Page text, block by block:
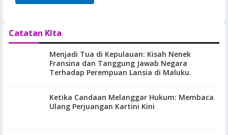
Catatan KIta
Menjadi Tua di Kepulauan: Kisah Nenek
Fransina dan Tanggung Jawab Negara
Terhadap Perempuan Lansia di Maluku.
Ketika Candaan Melanggar Hukum: Membaca
Ulang Perjuangan Kartini Kini